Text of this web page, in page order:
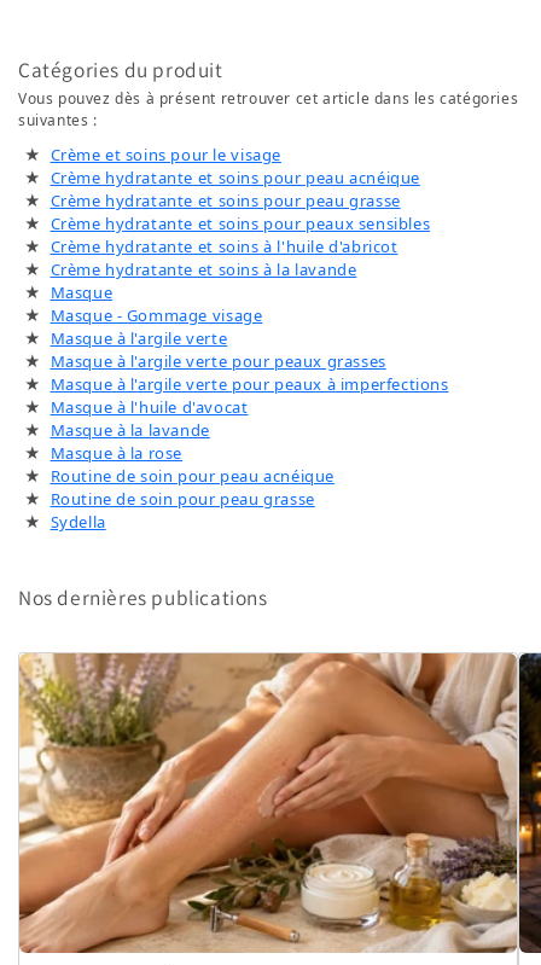
Catégories du produit
Vous pouvez dès à présent retrouver cet article dans les catégories
suivantes :
Crème et soins pour le visage
Crème hydratante et soins pour peau acnéique
Crème hydratante et soins pour peau grasse
Crème hydratante et soins pour peaux sensibles
Crème hydratante et soins à l'huile d'abricot
Crème hydratante et soins à la lavande
Masque
Masque - Gommage visage
Masque à l'argile verte
Masque à l'argile verte pour peaux grasses
Masque à l'argile verte pour peaux à imperfections
Masque à l'huile d'avocat
Masque à la lavande
Masque à la rose
Routine de soin pour peau acnéique
Routine de soin pour peau grasse
Sydella
Nos dernières publications